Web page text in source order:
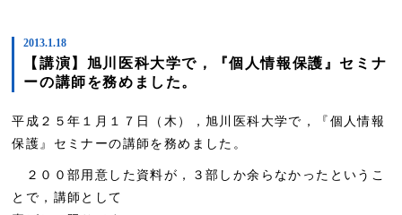
2013.1.18
【講演】旭川医科大学で，『個人情報保護』セミナ
ーの講師を務めました。
平成２５年１月１７日（木），旭川医科大学で，『個人情報
保護』セミナーの講師を務めました。
２００部用意した資料が，３部しか余らなかったというこ
とで，講師として